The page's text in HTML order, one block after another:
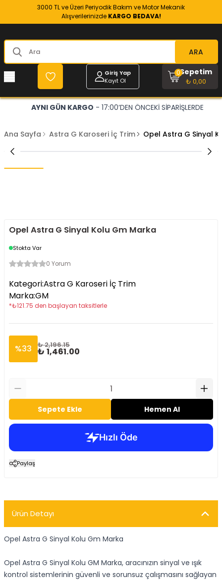
3000 TL ve Üzeri Periyodik Bakım ve Motor Mekanik
Alışverilerinizde KARGO BEDAVA!
ARA
Giriş Yap
Kayıt Ol
Sepetim
₺ 0,00
0
AYNI GÜN KARGO - 17:00’DEN ÖNCEKİ SİPARİŞLERDE
Ana Sayfa Astra G Karoseri İç Trim Opel Astra G Sinyal
Opel Astra G Sinyal Kolu Gm Marka
Stokta Var
0 Yorum
Kategori:Astra G Karoseri İç Trim
Marka:GM
*₺121.75 den başlayan taksitlerle
%33 ₺ 2,196.15
₺ 1,461.00
Sepete Ekle Hemen Al
Paylaş
Ürün Detayı
Opel Astra G Sinyal Kolu Gm Marka
Opel Astra G Sinyal Kolu GM Marka, aracınızın sinyal ve ışık
kontrol sistemlerinin güvenli ve sorunsuz çalışmasını sağlayan